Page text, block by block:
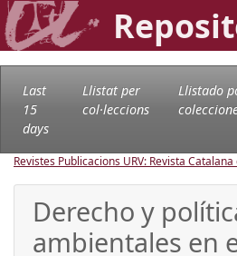
Last
15
days
Llistat per
col·leccions
Llistado
Revistes Publicacions URV: Revista
Derecho y
ambientales en